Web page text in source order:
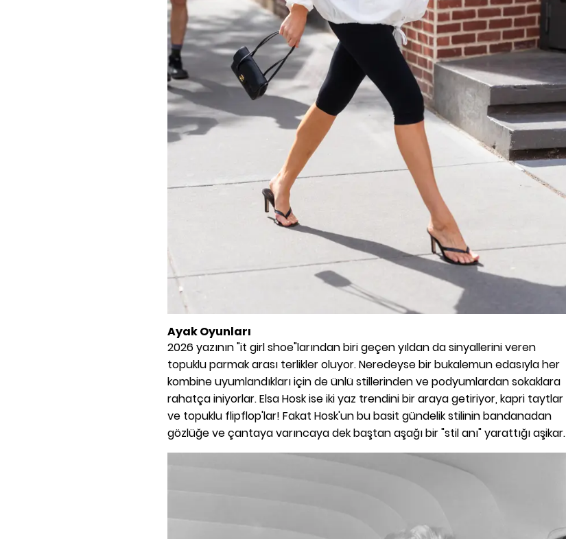
Ayak Oyunları
2026 yazının "it girl shoe"larından biri geçen yıldan da sinyallerini veren
topuklu parmak arası terlikler oluyor. Neredeyse bir bukalemun edasıyla her
kombine uyumlandıkları için de ünlü stillerinden ve podyumlardan sokaklara
rahatça iniyorlar. Elsa Hosk ise iki yaz trendini bir araya getiriyor, kapri taytlar
ve topuklu flipflop'lar! Fakat Hosk'un bu basit gündelik stilinin bandanadan
gözlüğe ve çantaya varıncaya dek baştan aşağı bir "stil anı" yarattığı aşikar.